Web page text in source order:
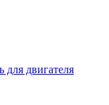
двигателя